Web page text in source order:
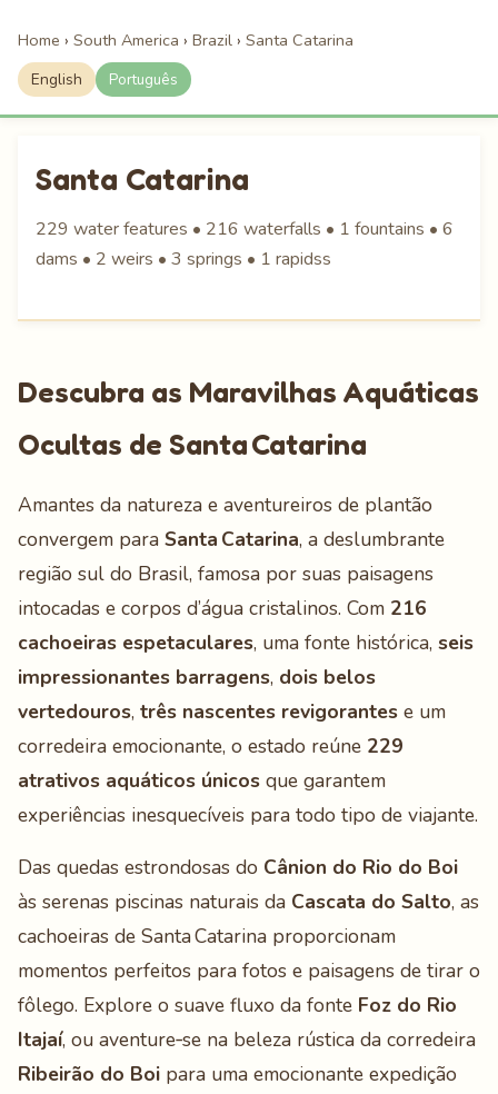
Home › South America › Brazil › Santa Catarina
English Português
Santa Catarina
229 water features • 216 waterfalls • 1 fountains • 6
dams • 2 weirs • 3 springs • 1 rapidss
Descubra as Maravilhas Aquáticas
Ocultas de Santa Catarina
Amantes da natureza e aventureiros de plantão
convergem para Santa Catarina, a deslumbrante
região sul do Brasil, famosa por suas paisagens
intocadas e corpos d’água cristalinos. Com 216
cachoeiras espetaculares, uma fonte histórica, seis
impressionantes barragens, dois belos
vertedouros, três nascentes revigorantes e um
corredeira emocionante, o estado reúne 229
atrativos aquáticos únicos que garantem
experiências inesquecíveis para todo tipo de viajante.
Das quedas estrondosas do Cânion do Rio do Boi
às serenas piscinas naturais da Cascata do Salto, as
cachoeiras de Santa Catarina proporcionam
momentos perfeitos para fotos e paisagens de tirar o
fôlego. Explore o suave fluxo da fonte Foz do Rio
Itajaí, ou aventure‑se na beleza rústica da corredeira
Ribeirão do Boi para uma emocionante expedição